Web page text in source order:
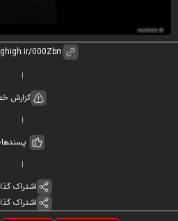
گزارش خطا
پسندها0
اشتراک گذاری
اشتراک گذاری